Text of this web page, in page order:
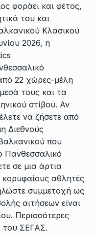
φοράει και φέτος,
του και
Κλασικού
2026, η
22 χώρες-μέλη
τους και τα
στίβου. Αν
να ζήσετε από
Διεθνούς
που
Πανθεσσαλικό
σε μια άρτια
κορυφαίους αθλητές
συμμετοχή ως
αιτήσεων είναι
Περισσότερες
του ΣΕΓΑΣ.